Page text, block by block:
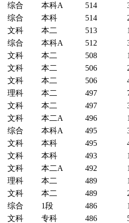
综合 本科A 514
综合 本科 514
文科 本二 513
综合 本科A 512
文科 本二 508
文科 本二 506
文科 本二 506
理科 本二 497
文科 本二 497
文科 本二A 496
综合 本科A 495
文科 本科 495
文科 本科 493
文科 本二A 492
理科 本二 489
文科 本二 489
综合 1段 486
文科 专科 486